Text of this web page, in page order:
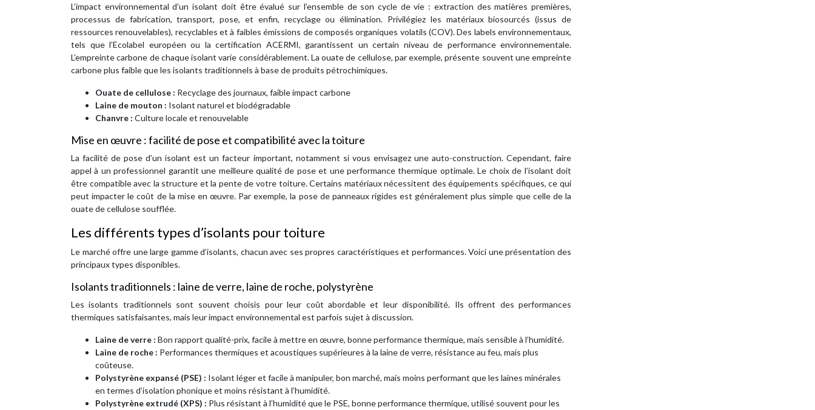
L’impact environnemental d’un isolant doit être évalué sur l’ensemble de son cycle de vie : extraction des matières premières,
processus de fabrication, transport, pose, et enfin, recyclage ou élimination. Privilégiez les matériaux biosourcés (issus de
ressources renouvelables), recyclables et à faibles émissions de composés organiques volatils (COV). Des labels environnementaux,
tels que l’Ecolabel européen ou la certification ACERMI, garantissent un certain niveau de performance environnementale.
L’empreinte carbone de chaque isolant varie considérablement. La ouate de cellulose, par exemple, présente souvent une empreinte
carbone plus faible que les isolants traditionnels à base de produits pétrochimiques.
Ouate de cellulose : Recyclage des journaux, faible impact carbone
Laine de mouton : Isolant naturel et biodégradable
Chanvre : Culture locale et renouvelable
Mise en œuvre : facilité de pose et compatibilité avec la toiture
La facilité de pose d’un isolant est un facteur important, notamment si vous envisagez une auto-construction. Cependant, faire
appel à un professionnel garantit une meilleure qualité de pose et une performance thermique optimale. Le choix de l’isolant doit
être compatible avec la structure et la pente de votre toiture. Certains matériaux nécessitent des équipements spécifiques, ce qui
peut impacter le coût de la mise en œuvre. Par exemple, la pose de panneaux rigides est généralement plus simple que celle de la
ouate de cellulose soufflée.
Les différents types d’isolants pour toiture
Le marché offre une large gamme d’isolants, chacun avec ses propres caractéristiques et performances. Voici une présentation des
principaux types disponibles.
Isolants traditionnels : laine de verre, laine de roche, polystyrène
Les isolants traditionnels sont souvent choisis pour leur coût abordable et leur disponibilité. Ils offrent des performances
thermiques satisfaisantes, mais leur impact environnemental est parfois sujet à discussion.
Laine de verre : Bon rapport qualité-prix, facile à mettre en œuvre, bonne performance thermique, mais sensible à l’humidité.
Laine de roche : Performances thermiques et acoustiques supérieures à la laine de verre, résistance au feu, mais plus
coûteuse.
Polystyrène expansé (PSE) : Isolant léger et facile à manipuler, bon marché, mais moins performant que les laines minérales
en termes d’isolation phonique et moins résistant à l’humidité.
Polystyrène extrudé (XPS) : Plus résistant à l’humidité que le PSE, bonne performance thermique, utilisé souvent pour les